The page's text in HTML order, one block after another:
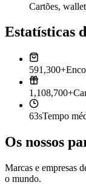
Cartões,
Estatísticas
591,300+
1,108,700+
63sTempo
Os nossos
Marcas e empresas
o mundo.